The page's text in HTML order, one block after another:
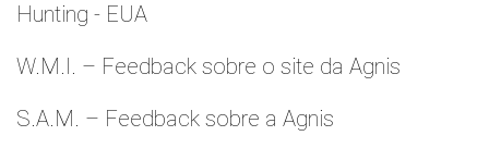
Hunting - EUA
W.M.l. – Feedback sobre o site da Agnis
S.A.M. – Feedback sobre a Agnis